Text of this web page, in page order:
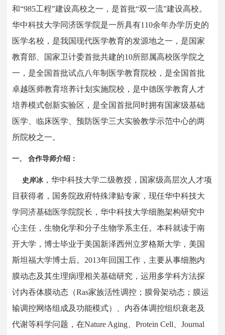
和“985工程”建设高校之一，是首批“双一流”建设高校。
华中科技大学同济医学院是一所具有110余年办学历史的
医学名校，是我国现代医学教育的发源地之一，是国家
教育部、国家卫计委首批共建的10所部属高校医学院之
一，是全国首批试点八年制医学教育院校，是全国首批
卓越医师教育培养计划实施院校，是中德医学教育人才
培养模式创新实验区，是全国首批同时拥有国家级基础
医学、临床医学、预防医学三大实验教学示范中心的两
所院校之一。
一、合作导师介绍：
史岸冰 ，华中科技大学二级教授， 国家级高层次人才项
目获得者 ，国务院政府特殊津贴专家，现任华中科技大
学同济基础医学院院长，华中科技大学细胞架构研究中
心主任，生物化学和分子生物学系主任。本科就读于南
开大学，博士毕业于美国新泽西州立罗格斯大学，美国
斯坦福大学博士后。 2013年回国工作，主要从事细胞内
膜动态及其生理病理相关基础研究，运用多学科方法探
讨内吞体膜动态（Ras家族活性调控；膜骨架动态；膜运
输调控网络组成及功能模式）、内吞体调控组织衰老及
代谢等科学问题，在Nature Aging 、Protein Cell 、Journal